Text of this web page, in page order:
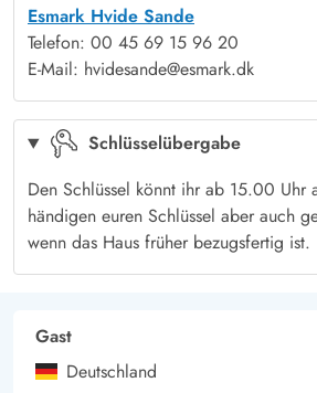
entfernt liegt.
Besucht auch einmal Søndervig und
werden die langen Spaziergänge in der
lieben.
Esmark Hvide Sande
Telefon: 00 45 69 15 96 20
E-Mail: hvidesande@esmark.dk
Schlüsselübergabe
Den Schlüssel könnt ihr ab 15.00 Uhr
händigen euren Schlüssel aber auch
wenn das Haus früher bezugsfertig ist.
Gast
Deutschland